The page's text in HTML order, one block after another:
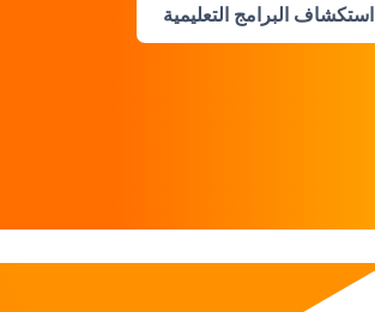
استكشاف البرامج التعليمية